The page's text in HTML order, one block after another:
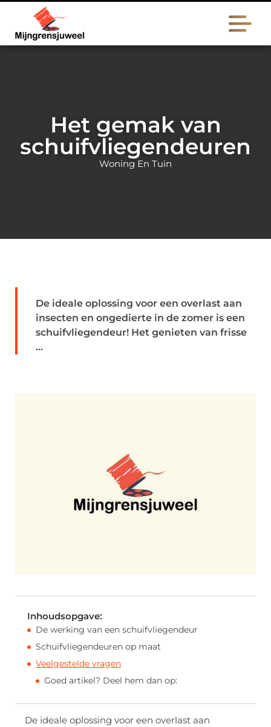
Het gemak van
schuifvliegendeuren
Woning En Tuin
De ideale oplossing voor een overlast aan
insecten en ongedierte in de zomer is een
schuifvliegendeur! Het genieten van frisse
...
Inhoudsopgave:
De werking van een schuifvliegendeur
Schuifvliegendeuren op maat
Veelgestelde vragen
Goed artikel? Deel hem dan op:
De ideale oplossing voor een overlast aan